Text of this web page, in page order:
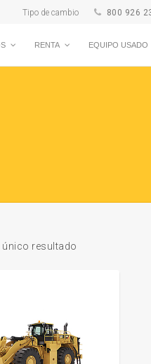
Tipo de cambio 800 926
RENTA EQUIPO USADO
resultado